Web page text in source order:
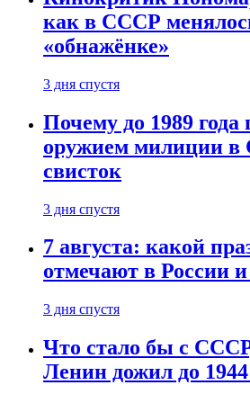
как в СССР
«обнажёнке»
3 дня спустя
Почему до 1989
оружием милиции
свисток
3 дня спустя
7 августа: какой
отмечают в России
3 дня спустя
Что стало бы с
Ленин дожил до 1944